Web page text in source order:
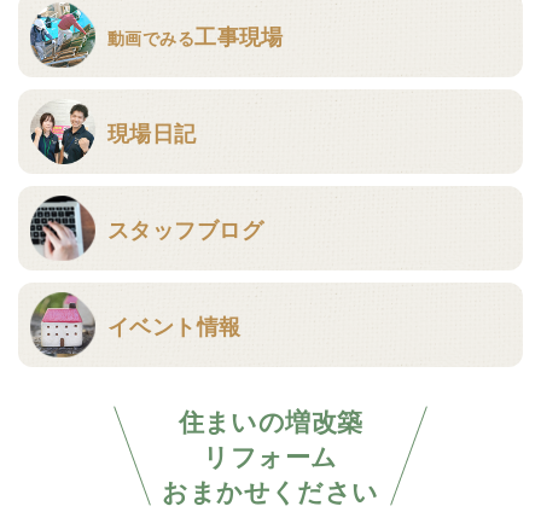
動画でみる工事現場
現場日記
スタッフブログ
イベント情報
住まいの増改築
リフォーム
おまかせください